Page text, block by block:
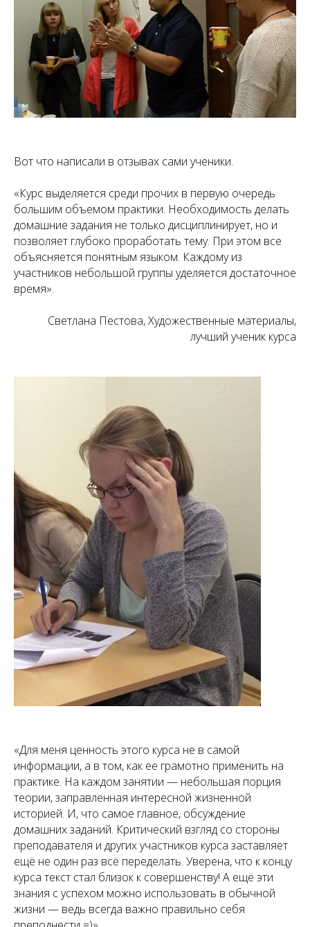
Вот что написали в отзывах сами ученики.
«Курс выделяется среди прочих в первую очередь
большим объемом практики. Необходимость делать
домашние задания не только дисциплинирует, но и
позволяет глубоко проработать тему. При этом все
объясняется понятным языком. Каждому из
участников небольшой группы уделяется достаточное
время».
Светлана Пестова, Художественные материалы,
лучший ученик курса
«Для меня ценность этого курса не в самой
информации, а в том, как ее грамотно применить на
практике. На каждом занятии — небольшая порция
теории, заправленная интересной жизненной
историей. И, что самое главное, обсуждение
домашних заданий. Критический взгляд со стороны
преподавателя и других участников курса заставляет
ещё не один раз всё переделать. Уверена, что к концу
курса текст стал близок к совершенству! А ещё эти
знания с успехом можно использовать в обычной
жизни — ведь всегда важно правильно себя